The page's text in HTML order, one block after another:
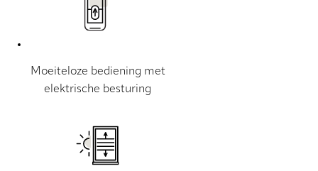
Moeiteloze bediening met
elektrische besturing